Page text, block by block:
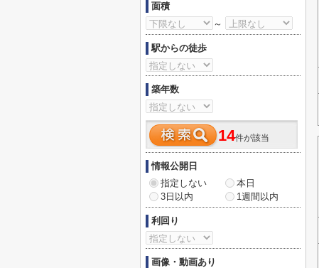
面積
～
駅からの徒歩
築年数
14件が該当
情報公開日
指定しない
本日
3日以内
1週間以内
利回り
画像・動画あり